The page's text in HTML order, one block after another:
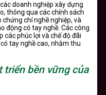
doanh nghiệp xây dựng
thông qua các chính sách
chỉ nghề nghiệp, và
động có tay nghề. Các công
các phúc lợi và chế độ đãi
tay nghề cao, nhằm thu
triển bền vững của